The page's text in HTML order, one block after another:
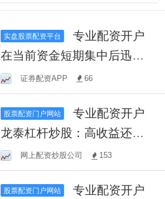
实盘股票配资平台
专业配资开户
在当前资金短期集中后迅速
流向其他板块的阶段里,偏好
低相关性资
证券配资APP 66
股票配资门户网站
专业配资开户
龙泰杠杆炒股：高收益还是
高风险？
网上配资炒股公司 153
股票配资门户网站
专业配资开户